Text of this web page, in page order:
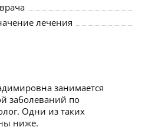
лечения
занимается
заболеваний по
Одни из таких
ниже.